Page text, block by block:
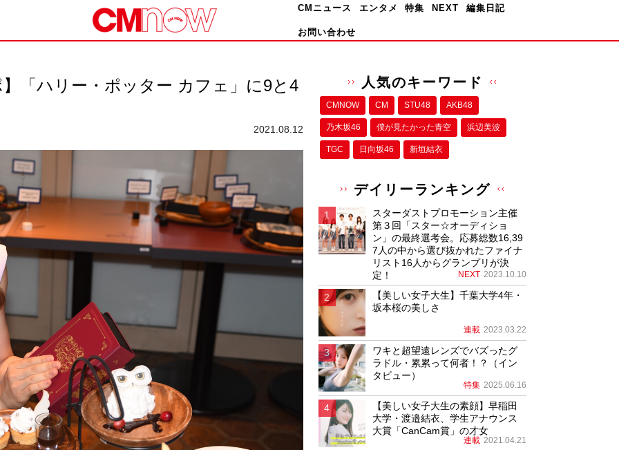
CMニュース エンタメ 特集 NEXT 編集日記
お問い合わせ
「ハリー・ポッター カフェ」に9と4
2021.08.12
人気のキーワード
CMNOW CM STU48 AKB48
乃木坂46 僕が⾒たかった⻘空 浜辺美波
TGC 日向坂46 新垣結衣
デイリーランキング
スターダストプロモーション主催
第３回「スター☆オーディショ
ン」の最終選考会。応募総数16,39
7人の中から選び抜かれたファイナ
リスト16人からグランプリが決
定！
NEXT 2023.10.10
【美しい女子大生】千葉大学4年・
坂本桜の美しさ
連載 2023.03.22
ワキと超望遠レンズでバズったグ
ラドル・累累って何者！？（イン
タビュー）
特集 2025.06.16
【美しい女子大生の素顔】早稲田
大学・渡邉結衣、学生アナウンス
大賞「CanCam賞」の才女
連載 2021.04.21